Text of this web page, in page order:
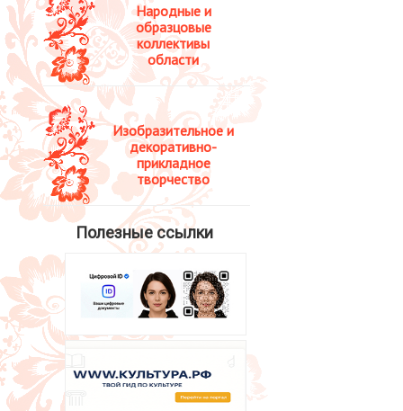
Народные и
образцовые
коллективы
области
Изобразительное и
декоративно-
прикладное
творчество
Полезные ссылки